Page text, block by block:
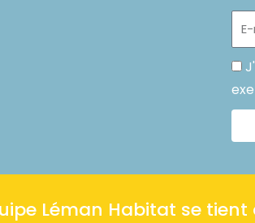
E-
Léman Habitat se